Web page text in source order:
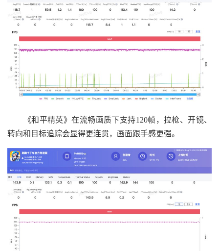
《和平精英》在流畅画质下支持120帧，拉枪、开镜、
转向和目标追踪会显得更连贯，画面跟手感更强。